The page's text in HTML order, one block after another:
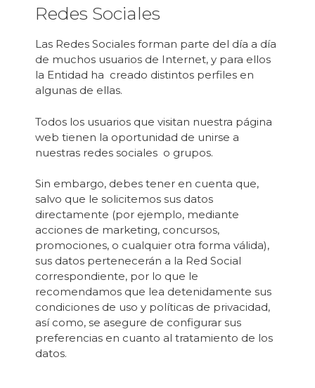
Redes Sociales
Las Redes Sociales forman parte del día a día
de muchos usuarios de Internet, y para ellos
la Entidad ha creado distintos perfiles en
algunas de ellas.
Todos los usuarios que visitan nuestra página
web tienen la oportunidad de unirse a
nuestras redes sociales o grupos.
Sin embargo, debes tener en cuenta que,
salvo que le solicitemos sus datos
directamente (por ejemplo, mediante
acciones de marketing, concursos,
promociones, o cualquier otra forma válida),
sus datos pertenecerán a la Red Social
correspondiente, por lo que le
recomendamos que lea detenidamente sus
condiciones de uso y políticas de privacidad,
así como, se asegure de configurar sus
preferencias en cuanto al tratamiento de los
datos.